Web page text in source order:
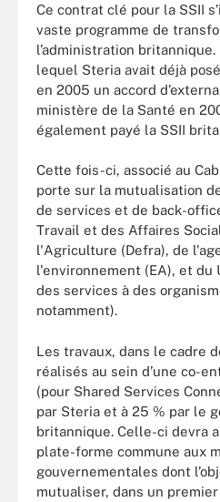
Ce contrat clé pour la SSII
vaste programme de
l’administration
lequel Steria avait déjà
en 2005 un accord
ministère de la Santé en
également payé la SSII
Cette fois-ci, associé au
porte sur la mutualisation
de services et de back-
Travail et des Affaires
l'Agriculture (Defra), de
l'environnement (EA), et du
des services à des
notamment).
Les travaux, dans le cadre
réalisés au sein d’une co-
(pour Shared Services
par Steria et à 25 % par le
britannique. Celle-ci devra
plate-forme commune aux
gouvernementales dont
mutualiser, dans un